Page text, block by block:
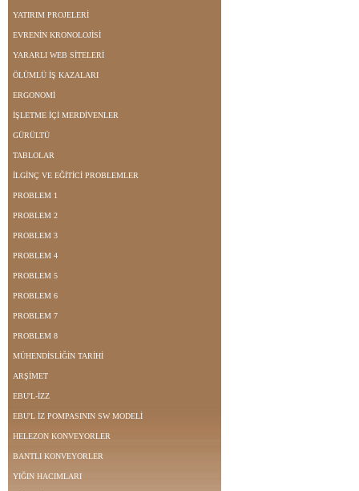
YATIRIM PROJELERİ
EVRENİN KRONOLOJİSİ
YARARLI WEB SİTELERİ
ÖLÜMLÜ İŞ KAZALARI
ERGONOMİ
İŞLETME İÇİ MERDİVENLER
GÜRÜLTÜ
TABLOLAR
İLGİNÇ VE EĞİTİCİ PROBLEMLER
PROBLEM 1
PROBLEM 2
PROBLEM 3
PROBLEM 4
PROBLEM 5
PROBLEM 6
PROBLEM 7
PROBLEM 8
MÜHENDİSLİĞİN TARİHİ
ARŞİMET
EBU'L-İZZ
EBU'L İZ POMPASININ SW MODELİ
HELEZON KONVEYORLER
BANTLI KONVEYORLER
YIĞIN HACIMLARI